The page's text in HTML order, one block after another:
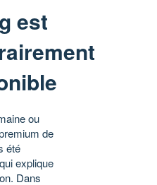
est
ou
de
été
explique
Dans